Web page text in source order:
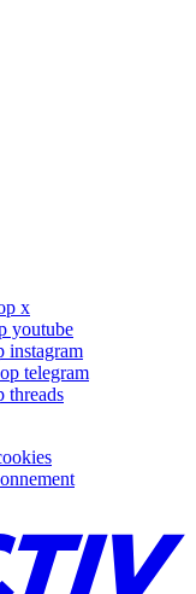
x
youtube
instagram
telegram
threads